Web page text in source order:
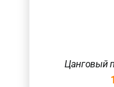
Цанговый